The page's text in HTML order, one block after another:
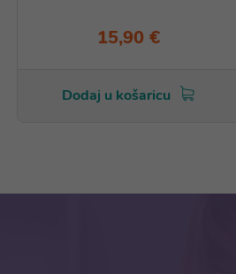
15,90 €
Dodaj u košaricu